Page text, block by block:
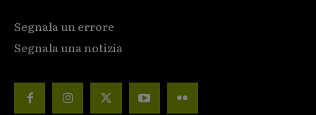
Segnala un errore
Segnala una notizia